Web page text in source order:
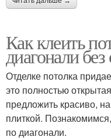
Как клеить
диагонали
Отделке потолка
это полностью
предложить красиво,
плиткой.
по диагонали.